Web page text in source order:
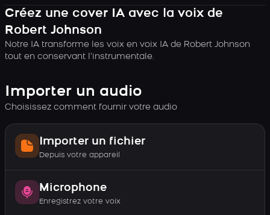
Créez une cover IA avec la voix de
Robert Johnson
Notre IA transforme les voix en voix IA de Robert Johnson
tout en conservant l’instrumentale.
Importer un audio
Choisissez comment fournir votre audio
Importer un fichier
Depuis votre appareil
Microphone
Enregistrez votre voix